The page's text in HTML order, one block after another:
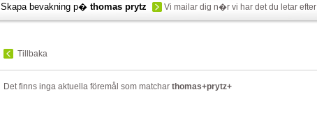
Skapa bevakning p� thomas prytz Vi mailar dig n�r vi har det du letar efter
Tillbaka
Det finns inga aktuella föremål som matchar thomas+prytz+